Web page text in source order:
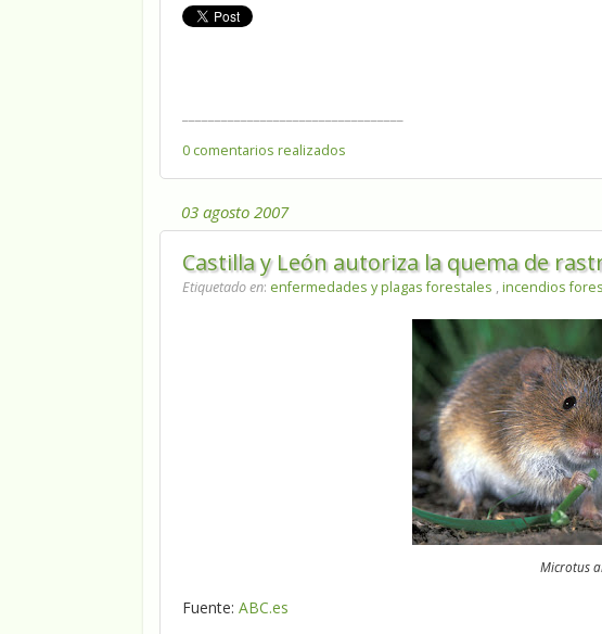
0 comentarios realizados
03 agosto 2007
Castilla y León autoriza la quema de
Etiquetado en: enfermedades y plagas forestales , incendios
Microtus
Fuente: ABC.es